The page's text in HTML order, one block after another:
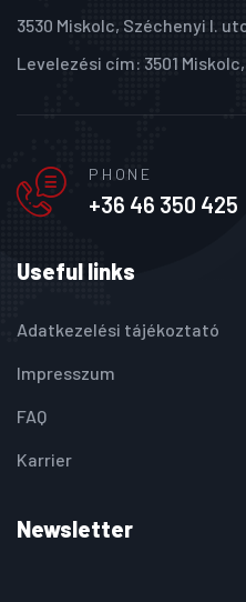
3530 Miskolc, Széchenyi I.
Levelezési cím: 3501 Miskolc,
PHONE
+36 46 350 425
Useful links
Adatkezelési tájékoztató
Impresszum
FAQ
Karrier
Newsletter